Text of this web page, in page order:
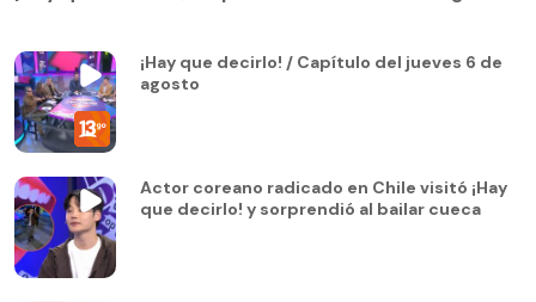
¡Hay que decirlo! / Capítulo del jueves 6 de
agosto
Actor coreano radicado en Chile visitó ¡Hay
que decirlo! y sorprendió al bailar cueca